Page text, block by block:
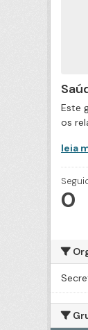
Este
os
leia
0